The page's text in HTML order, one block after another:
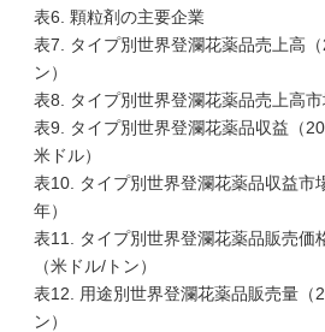
表6. 顆粒剤の主要企業
表7. タイプ別世界登瀾花薬品売上高
ン）
表8. タイプ別世界登瀾花薬品売上高
表9. タイプ別世界登瀾花薬品収益（
米ドル）
表10. タイプ別世界登瀾花薬品収益市
年）
表11. タイプ別世界登瀾花薬品販売価
（米ドル/トン）
表12. 用途別世界登瀾花薬品販売量（
ン）